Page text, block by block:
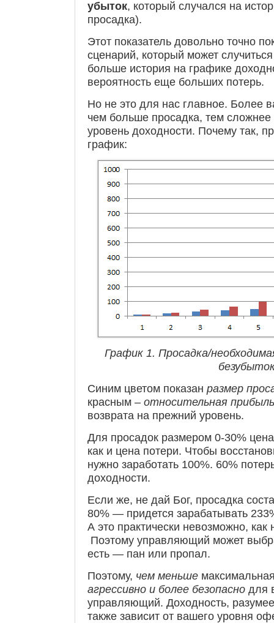
убыток, который случался на
просадка).
Этот показатель довольно точно
сценарий, который может
больше история на графике
вероятность еще больших потерь.
Но не это для нас главное. Более
чем больше просадка, тем
уровень доходности. Почему так,
график:
График 1. Просадка/
Синим цветом показан размер
красным – относительная прибыль
возврата на прежний уровень.
Для просадок размером 0-30%
как и цена потери. Чтобы
нужно заработать 100%. 60%
доходности.
Если же, не дай Бог, просадка
80% — придется зарабатывать
А это практически невозможно, как
Поэтому управляющий может
есть — пан или пропал.
Поэтому, чем меньше
агрессивно и более безопасно для
управляющий. Доходность,
также зависит от вашего уровня